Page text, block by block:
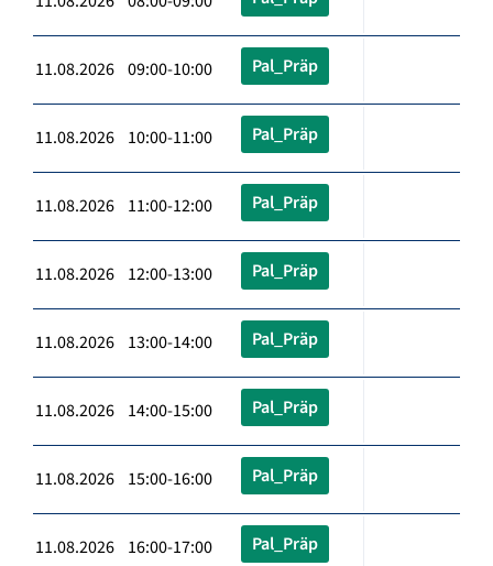
11.08.2026 09:00-10:00 Pal_Präp
11.08.2026 10:00-11:00 Pal_Präp
11.08.2026 11:00-12:00 Pal_Präp
11.08.2026 12:00-13:00 Pal_Präp
11.08.2026 13:00-14:00 Pal_Präp
11.08.2026 14:00-15:00 Pal_Präp
11.08.2026 15:00-16:00 Pal_Präp
11.08.2026 16:00-17:00 Pal_Präp